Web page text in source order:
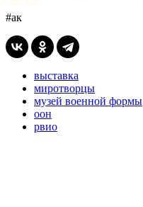
#ак
выставка
миротворцы
музей военной формы
оон
рвио